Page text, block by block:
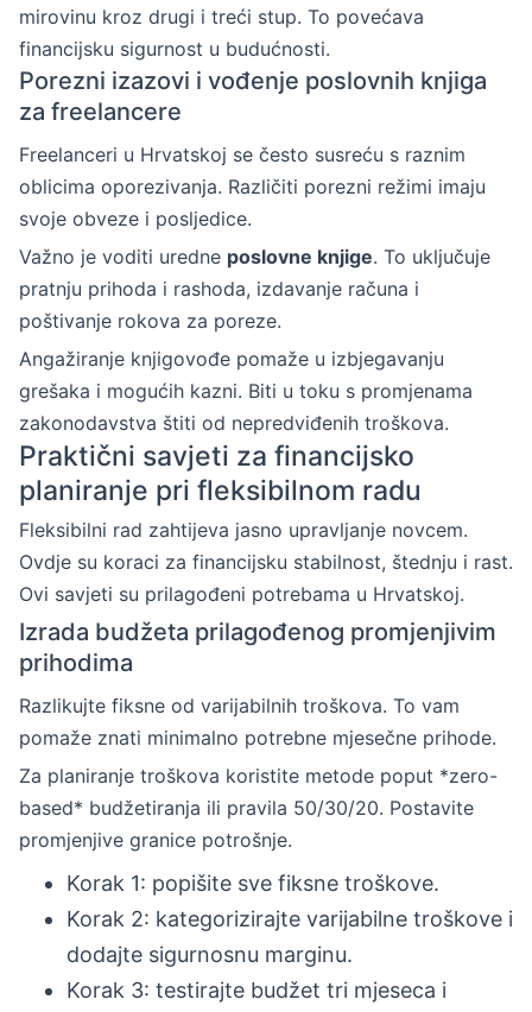
mirovinu kroz drugi i treći stup. To povećava
financijsku sigurnost u budućnosti.
Porezni izazovi i vođenje poslovnih knjiga
za freelancere
Freelanceri u Hrvatskoj se često susreću s raznim
oblicima oporezivanja. Različiti porezni režimi imaju
svoje obveze i posljedice.
Važno je voditi uredne poslovne knjige. To uključuje
pratnju prihoda i rashoda, izdavanje računa i
poštivanje rokova za poreze.
Angažiranje knjigovođe pomaže u izbjegavanju
grešaka i mogućih kazni. Biti u toku s promjenama
zakonodavstva štiti od nepredviđenih troškova.
Praktični savjeti za financijsko
planiranje pri fleksibilnom radu
Fleksibilni rad zahtijeva jasno upravljanje novcem.
Ovdje su koraci za financijsku stabilnost, štednju i rast.
Ovi savjeti su prilagođeni potrebama u Hrvatskoj.
Izrada budžeta prilagođenog promjenjivim
prihodima
Razlikujte fiksne od varijabilnih troškova. To vam
pomaže znati minimalno potrebne mjesečne prihode.
Za planiranje troškova koristite metode poput *zero-
based* budžetiranja ili pravila 50/30/20. Postavite
promjenjive granice potrošnje.
Korak 1: popišite sve fiksne troškove.
Korak 2: kategorizirajte varijabilne troškove i
dodajte sigurnosnu marginu.
Korak 3: testirajte budžet tri mjeseca i